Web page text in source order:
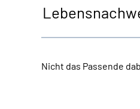
Nicht das Passende